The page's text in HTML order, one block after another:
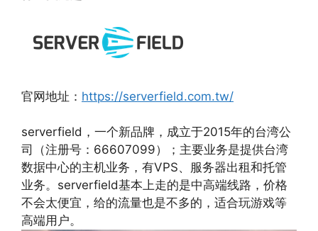
官网地址： https://serverfield.com.tw/
serverfield，一个新品牌，成立于2015年的台湾公
司（注册号：66607099）；主要业务是提供台湾
数据中心的主机业务，有VPS、服务器出租和托管
业务。serverfield基本上走的是中高端线路，价格
不会太便宜，给的流量也是不多的，适合玩游戏等
高端用户。